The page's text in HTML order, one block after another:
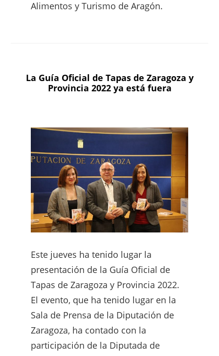
Alimentos y Turismo de Aragón.
La Guía Oficial de Tapas de Zaragoza y
Provincia 2022 ya está fuera
Este jueves ha tenido lugar la
presentación de la Guía Oficial de
Tapas de Zaragoza y Provincia 2022.
El evento, que ha tenido lugar en la
Sala de Prensa de la Diputación de
Zaragoza, ha contado con la
participación de la Diputada de